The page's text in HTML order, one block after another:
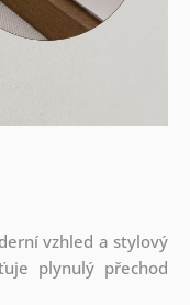
vzhled a stylový
plynulý přechod